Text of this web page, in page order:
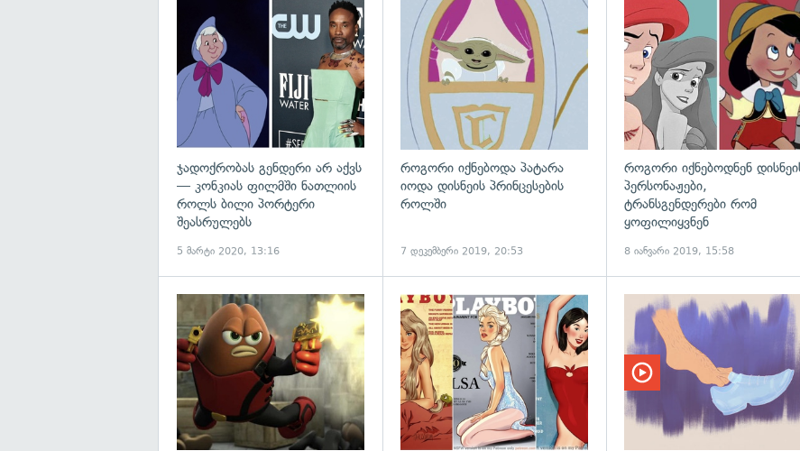
გადახედვა
ჯადოქრობას გენდერი არ აქვს
— კონკიას ფილმში ნათლიის
როლს ბილი პორტერი
შეასრულებს
5 მარტი 2020, 13:16
როგორი იქნებოდა პატარა
იოდა დისნეის პრინცესების
როლში
7 დეკემბერი 2019, 20:53
როგორი იქნებოდნენ
პერსონაჟები,
ტრანსგენდერები რომ
ყოფილიყვნენ
8 იანვარი 2019, 15:58
გადახედვა გადახედვა